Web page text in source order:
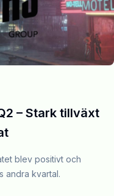
– Stark tillväxt
blev positivt och
andra kvartal.